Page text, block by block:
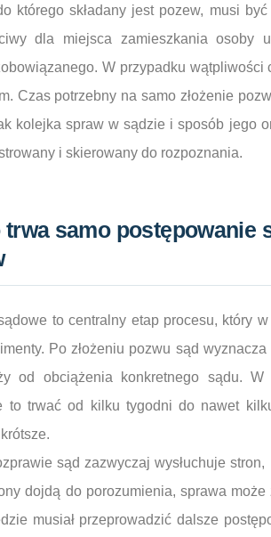
którego składany jest pozew, musi
dla miejsca zamieszkania
W przypadku
Czas potrzebny na samo złożenie
kolejka spraw w sądzie i sposób jego
i skierowany do rozpoznania.
trwa samo postępowanie
to centralny etap procesu, który
Po złożeniu pozwu sąd
od obciążenia konkretnego sądu.
to trwać od kilku tygodni do nawet
sąd zazwyczaj wysłuchuje
dojdą do porozumienia, sprawa
musiał przeprowadzić dalsze